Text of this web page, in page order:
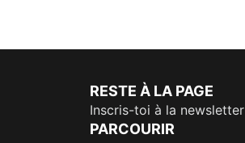
RESTE À LA PAGE
Inscris-toi à la newsletter
PARCOURIR